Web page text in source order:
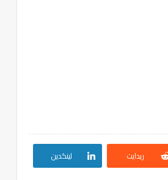
ريدايت لينكدين